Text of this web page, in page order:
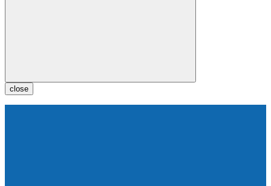
close